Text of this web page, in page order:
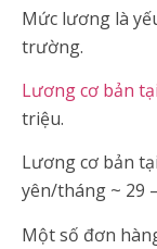
Mức lương là
trường.
Lương cơ bản
triệu.
Lương cơ bản
yên/tháng ~ 29
Một số đơn